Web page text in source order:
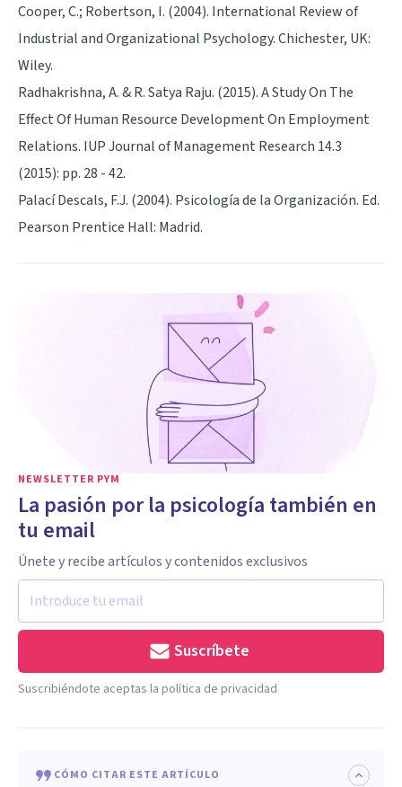
Cooper, C.; Robertson, I. (2004). International Review of
Industrial and Organizational Psychology. Chichester, UK:
Wiley.
Radhakrishna, A. & R. Satya Raju. (2015). A Study On The
Effect Of Human Resource Development On Employment
Relations. IUP Journal of Management Research 14.3
(2015): pp. 28 - 42.
Palací Descals, F.J. (2004). Psicología de la Organización. Ed.
Pearson Prentice Hall: Madrid.
NEWSLETTER PYM
La pasión por la psicología también en
tu email
Únete y recibe artículos y contenidos exclusivos
Suscríbete
Suscribiéndote aceptas la política de privacidad
CÓMO CITAR ESTE ARTÍCULO